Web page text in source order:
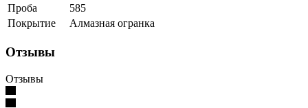
Проба
585
Покрытие
Алмазная огранка
Отзывы
Отзывы